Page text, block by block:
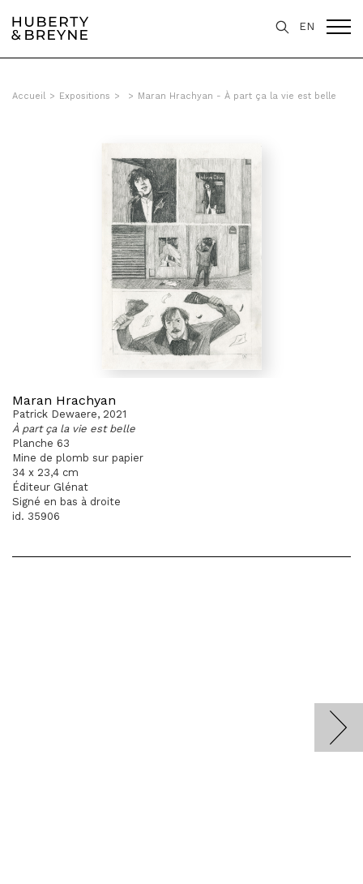
EN
Accueil > Expositions > > Maran Hrachyan - À part ça la vie est belle
Maran Hrachyan
Patrick Dewaere, 2021
À part ça la vie est belle
Planche 63
Mine de plomb sur papier
34 x 23,4 cm
Éditeur Glénat
Signé en bas à droite
id. 35906